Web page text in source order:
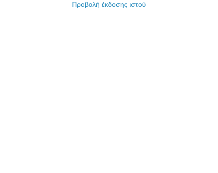
Προβολή έκδοσης ιστού